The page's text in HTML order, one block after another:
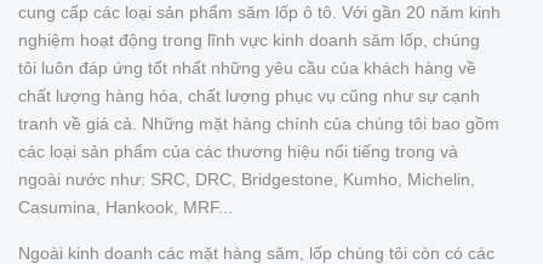
cung cấp các loại sản phẩm săm lốp ô tô. Với gần 20 năm kinh
nghiệm hoạt động trong lĩnh vực kinh doanh săm lốp, chúng
tôi luôn đáp ứng tốt nhất những yêu cầu của khách hàng về
chất lượng hàng hóa, chất lượng phục vụ cũng như sự cạnh
tranh về giá cả. Những mặt hàng chính của chúng tôi bao gồm
các loại sản phẩm của các thương hiệu nổi tiếng trong và
ngoài nước như: SRC, DRC, Bridgestone, Kumho, Michelin,
Casumina, Hankook, MRF...
Ngoài kinh doanh các mặt hàng săm, lốp chúng tôi còn có các